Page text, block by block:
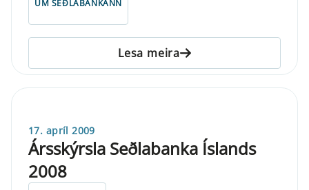
UM SEÐLABANKANN
Lesa meira
17. apríl 2009
Ársskýrsla Seðlabanka Íslands
2008